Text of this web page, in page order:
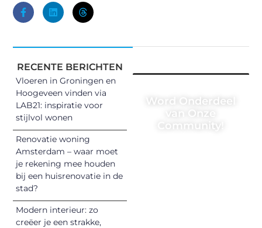
RECENTE BERICHTEN
Vloeren in Groningen en
Hoogeveen vinden via
LAB21: inspiratie voor
stijlvol wonen
Renovatie woning
Amsterdam – waar moet
je rekening mee houden
bij een huisrenovatie in de
stad?
Modern interieur: zo
creëer je een strakke,
Word Onderdeel
van Onze
Community!